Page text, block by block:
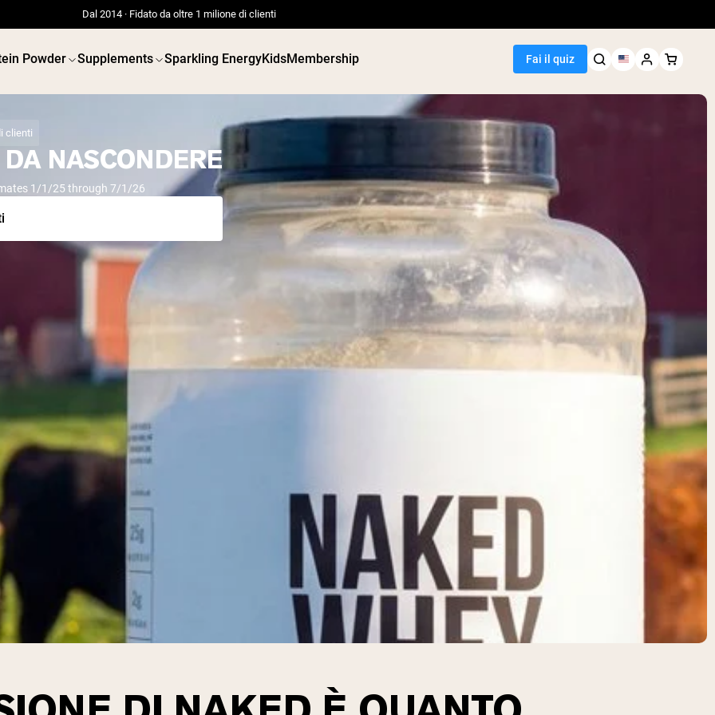
Dal 2014 · Fidato da oltre 1 milione di clienti
Powder Supplements Sparkling EnergyKidsMembership Fai il quiz
alimentati a erba
Isolato di siero di latte
da bovini alimentati a
Polvere di proteine di
Caseina micellare
Incrementatore di
Caffè Proteico
Shop All Protein Powders
VEGAN PROTEINBest Seller
Proteina di piselli
Burro di arachidi
Polvere di proteine di
semi
Proteine di riso
biologiche
Incrementatore di peso
Shop All Vegan Protein
clienti
NASCONDERE
1/1/25 through 7/1/26